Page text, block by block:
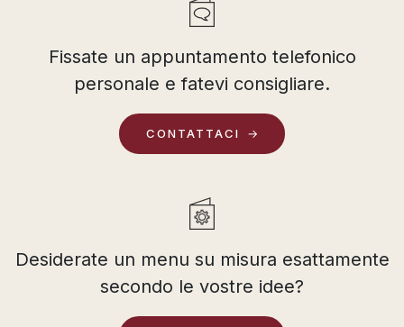
Fissate un appuntamento telefonico
personale e fatevi consigliare.
CONTATTACI
Desiderate un menu su misura esattamente
secondo le vostre idee?